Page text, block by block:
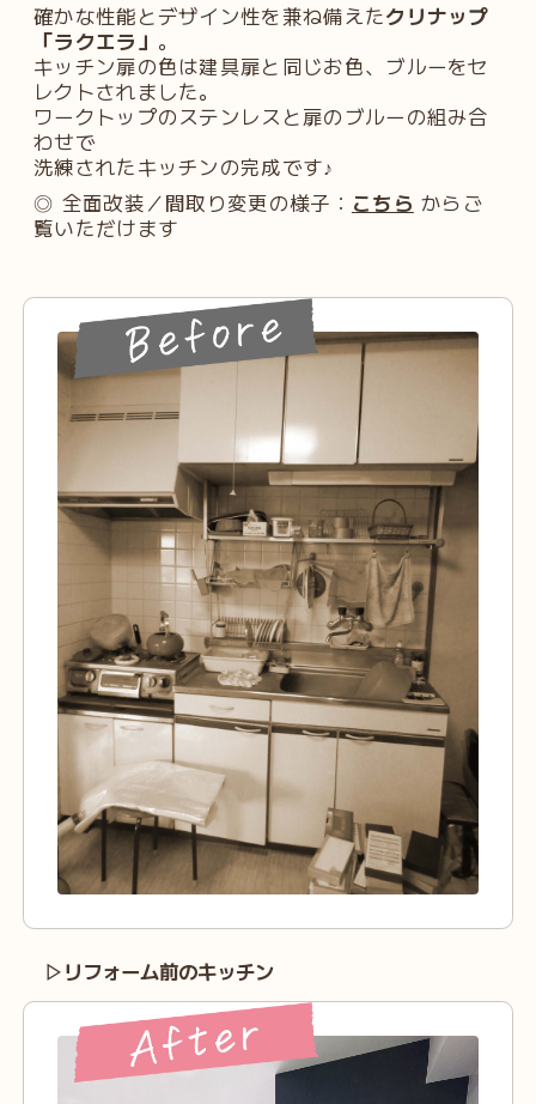
確かな性能とデザイン性を兼ね備えたクリナップ
「ラクエラ」 。
キッチン扉の色は建具扉と同じお色、ブルーをセ
レクトされました。
ワークトップのステンレスと扉のブルーの組み合
わせで
洗練されたキッチンの完成です♪
◎ 全面改装／間取り変更の様子： こちら からご
覧いただけます
▷リフォーム前のキッチン